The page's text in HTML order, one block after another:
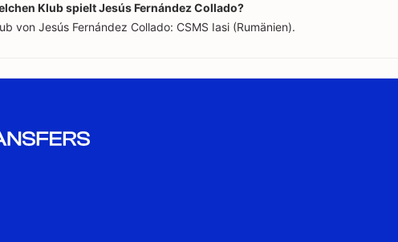
Klub spielt Jesús Fernández Collado?
von Jesús Fernández Collado: CSMS Iasi (Rumänien).